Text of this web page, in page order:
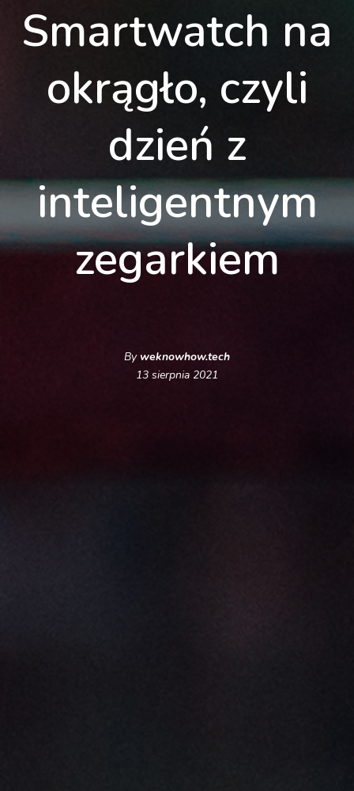
Smartwatch na
okrągło, czyli
dzień z
inteligentnym
zegarkiem
By weknowhow.tech
13 sierpnia 2021